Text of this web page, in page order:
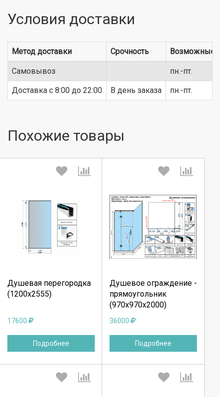
Условия доставки
Метод доставки Срочность Возможные
Самовывоз пн.-пт.
Доставка c 8:00 до 22:00 В день заказа пн.-пт.
Похожие товары
Душевая перегородка
(1200х2555)
17600
Подробнее
Выберите количество:
Продолжить
Душевое ограждение -
прямоугольник
(970х970х2000)
36000
Подробнее
Выберите количество:
Продолжить
Отмена